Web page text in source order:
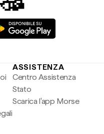
ASSISTENZA
Centro Assistenza
Stato
Scarica l'app Morse